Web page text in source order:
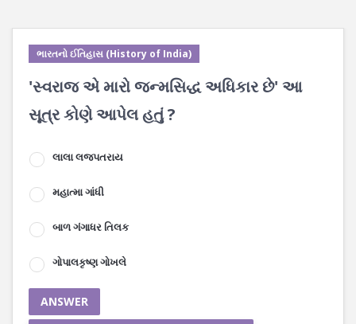
ભારતનો ઈતિહાસ (History of India)
'સ્વરાજ એ મારો જન્મસિદ્ધ અધિકાર છે' આ
સૂત્ર કોણે આપેલ હતું ?
લાલા લજપતરાય
મહાત્મા ગાંધી
બાળ ગંગાધર તિલક
ગોપાલકૃષ્ણ ગોખલે
ANSWER